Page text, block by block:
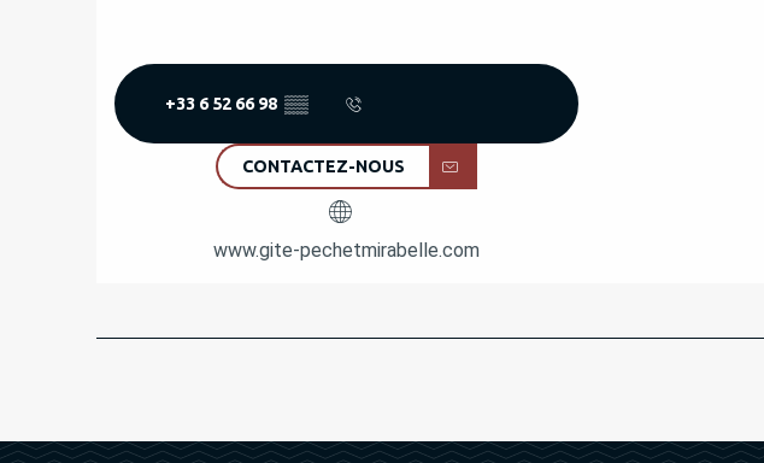
+33 6 52 66 98 ▒▒
CONTACTEZ-NOUS
www.gite-pechetmirabelle.com